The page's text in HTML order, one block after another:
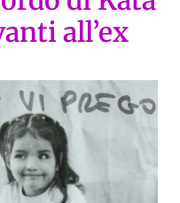
all’ex